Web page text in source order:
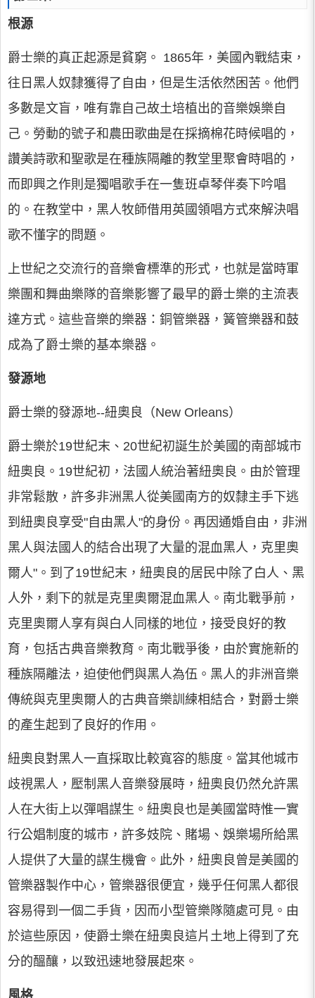
根源
爵士樂的真正起源是貧窮。 1865年，美國內戰結束，
往日黑人奴隸獲得了自由，但是生活依然困苦。他們
多數是文盲，唯有靠自己故土培植出的音樂娛樂自
己。勞動的號子和農田歌曲是在採摘棉花時候唱的，
讚美詩歌和聖歌是在種族隔離的教堂里聚會時唱的，
而即興之作則是獨唱歌手在一隻班卓琴伴奏下吟唱
的。在教堂中，黑人牧師借用英國領唱方式來解決唱
歌不懂字的問題。
上世紀之交流行的音樂會標準的形式，也就是當時軍
樂團和舞曲樂隊的音樂影響了最早的爵士樂的主流表
達方式。這些音樂的樂器：銅管樂器，簧管樂器和鼓
成為了爵士樂的基本樂器。
發源地
爵士樂的發源地--紐奧良（New Orleans）
爵士樂於19世紀末、20世紀初誕生於美國的南部城市
紐奧良。19世紀初，法國人統治著紐奧良。由於管理
非常鬆散，許多非洲黑人從美國南方的奴隸主手下逃
到紐奧良享受"自由黑人"的身份。再因通婚自由，非洲
黑人與法國人的結合出現了大量的混血黑人，克里奧
爾人"。到了19世紀末，紐奧良的居民中除了白人、黑
人外，剩下的就是克里奧爾混血黑人。南北戰爭前，
克里奧爾人享有與白人同樣的地位，接受良好的教
育，包括古典音樂教育。南北戰爭後，由於實施新的
種族隔離法，迫使他們與黑人為伍。黑人的非洲音樂
傳統與克里奧爾人的古典音樂訓練相結合，對爵士樂
的產生起到了良好的作用。
紐奧良對黑人一直採取比較寬容的態度。當其他城市
歧視黑人，壓制黑人音樂發展時，紐奧良仍然允許黑
人在大街上以彈唱謀生。紐奧良也是美國當時惟一實
行公娼制度的城市，許多妓院、賭場、娛樂場所給黑
人提供了大量的謀生機會。此外，紐奧良曾是美國的
管樂器製作中心，管樂器很便宜，幾乎任何黑人都很
容易得到一個二手貨，因而小型管樂隊隨處可見。由
於這些原因，使爵士樂在紐奧良這片土地上得到了充
分的醞釀，以致迅速地發展起來。
風格